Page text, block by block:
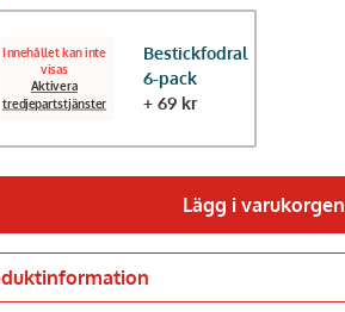
Innehållet kan inte
visas
Aktivera
tredjepartstjänster
Bestickfodral
6-pack
+ 69 kr
Lägg i varukorgen